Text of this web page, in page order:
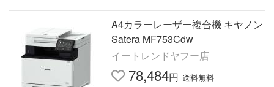
A4カラーレーザー複合機 キヤノン
Satera MF753Cdw
イートレンドヤフー店
78,484円 送料無料